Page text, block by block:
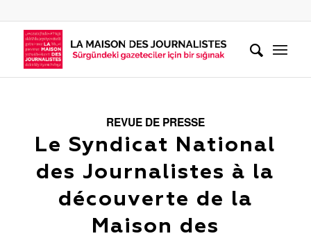
REVUE DE PRESSE
Le Syndicat National
des Journalistes à la
découverte de la
Maison des